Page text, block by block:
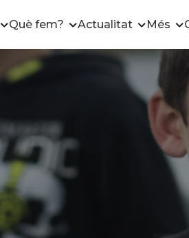
Què fem? Actualitat Més